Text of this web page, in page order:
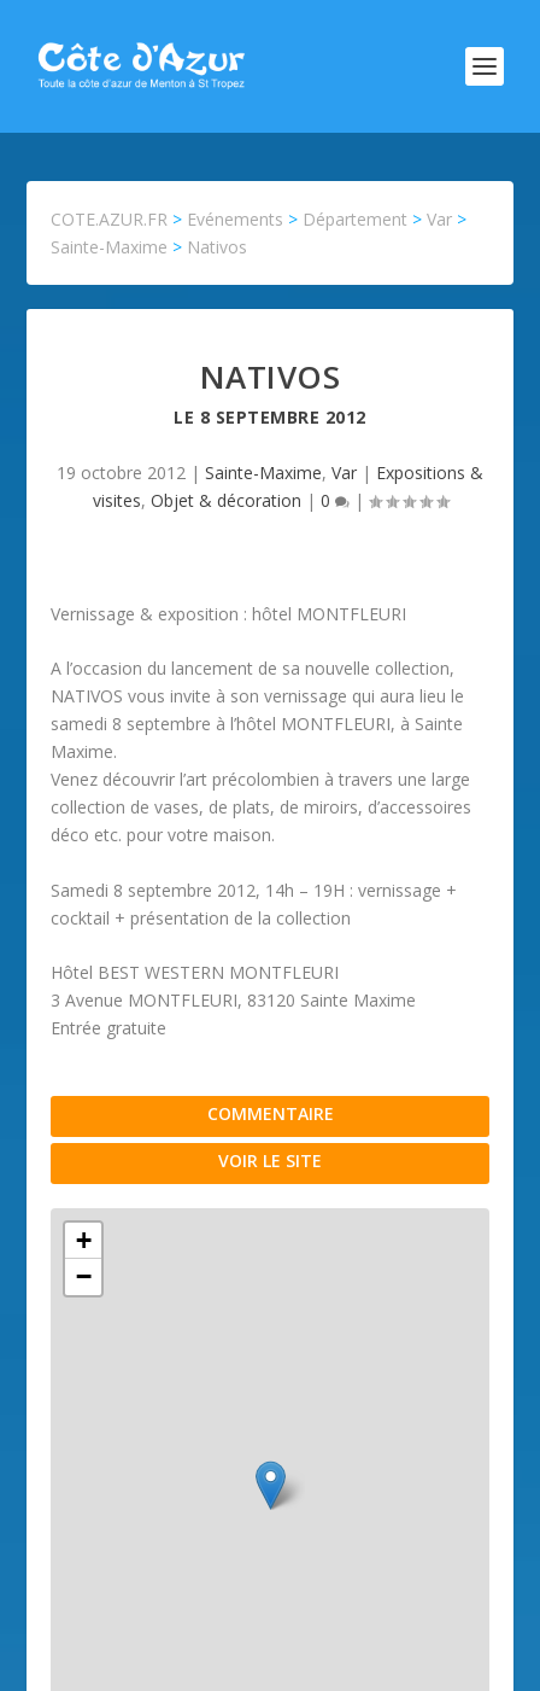
COTE.AZUR.FR > Evénements > Département >Var >
Sainte-Maxime > Nativos
NATIVOS
LE 8 SEPTEMBRE 2012
19 octobre 2012 | Sainte-Maxime, Var | Expositions &
visites, Objet & décoration | 0 |
Vernissage & exposition : hôtel MONTFLEURI
A l’occasion du lancement de sa nouvelle collection,
NATIVOS vous invite à son vernissage qui aura lieu le
samedi 8 septembre à l’hôtel MONTFLEURI, à Sainte
Maxime.
Venez découvrir l’art précolombien à travers une large
collection de vases, de plats, de miroirs, d’accessoires
déco etc. pour votre maison.
Samedi 8 septembre 2012, 14h – 19H : vernissage +
cocktail + présentation de la collection
Hôtel BEST WESTERN MONTFLEURI
3 Avenue MONTFLEURI, 83120 Sainte Maxime
Entrée gratuite
COMMENTAIRE
VOIR LE SITE
+
−